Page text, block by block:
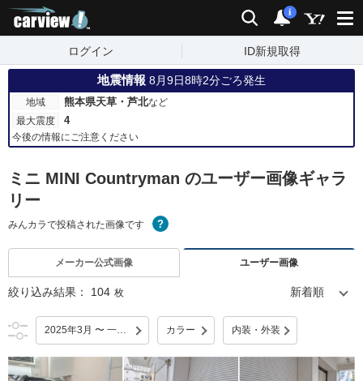
検索 通知
i
ログイン ID新規取得
地震情報 8月9日8時2分ごろ発生
地域 熊本県天草・芦北など
最大震度
4
今後の情報にご注意ください
ミニ MINI Countryman のユーザー画像ギャラ
リー
みんカラで投稿された画像です
メーカー公式画像 ユーザー画像
絞り込み結果： 104 枚
2025年3月 〜 一部改良 カラー 内装・外装